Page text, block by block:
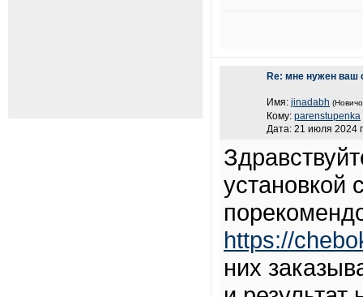
Re: мне нужен ваш
Имя: jinadabh
Кому: parenstupenka
Дата: 21 июля 2024
установкой
https://
них